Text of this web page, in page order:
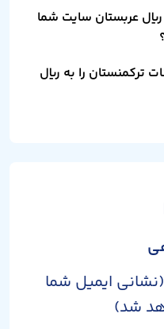
عربستان سایت شما
ترکمنستان را به ریال
ایمیل شما
شد)